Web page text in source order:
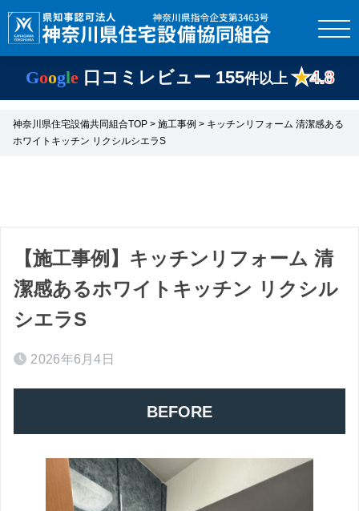
Google 口コミレビュー 155件以上 ★4.8
神奈川県住宅設備共同組合TOP > 施工事例 > キッチンリフォーム 清潔感ある
ホワイトキッチン リクシルシエラS
【施工事例】キッチンリフォーム 清
潔感あるホワイトキッチン リクシル
シエラS
2026年6月4日
BEFORE